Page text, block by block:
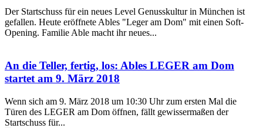
Der Startschuss für ein neues Level Genusskultur in München ist
gefallen. Heute eröffnete Ables "Leger am Dom" mit einen Soft-
Opening. Familie Able macht ihr neues...
An die Teller, fertig, los: Ables LEGER am Dom
startet am 9. März 2018
Wenn sich am 9. März 2018 um 10:30 Uhr zum ersten Mal die
Türen des LEGER am Dom öffnen, fällt gewissermaßen der
Startschuss für...